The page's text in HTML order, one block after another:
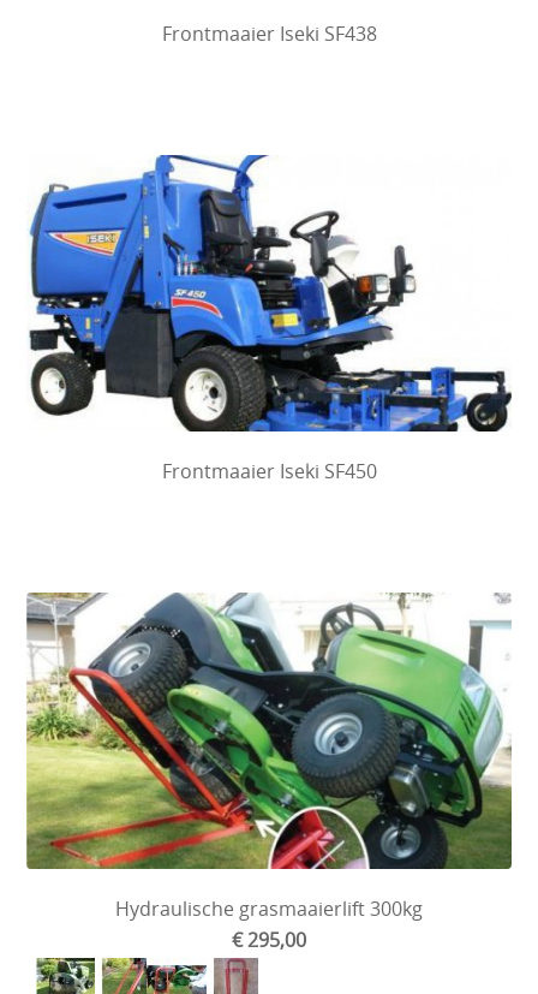
Frontmaaier Iseki SF438
Frontmaaier Iseki SF450
Hydraulische grasmaaierlift 300kg
€ 295,00